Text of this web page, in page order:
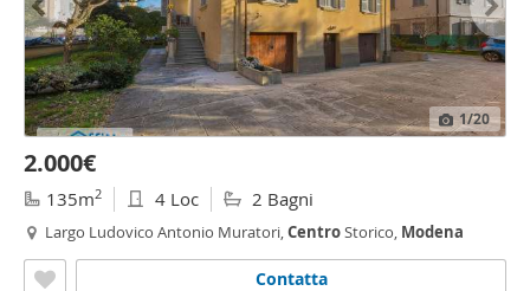
1/20
2.000€
135m2 4 Loc 2 Bagni
Largo Ludovico Antonio Muratori,CentroStorico, Modena
Contatta